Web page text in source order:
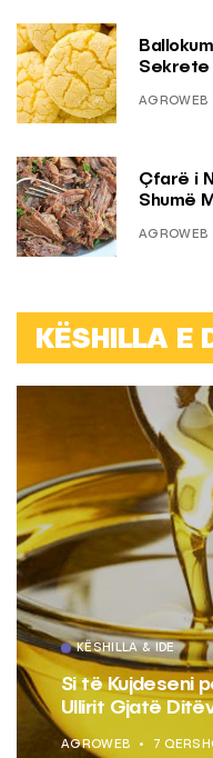
Sekrete
AGROWEB
Çfarë i
Shumë
AGROWEB
KËSHILLA E
KËSHILLA & IDE
Pse Nuk Duhet
Aluminit për
AGROWEB 7